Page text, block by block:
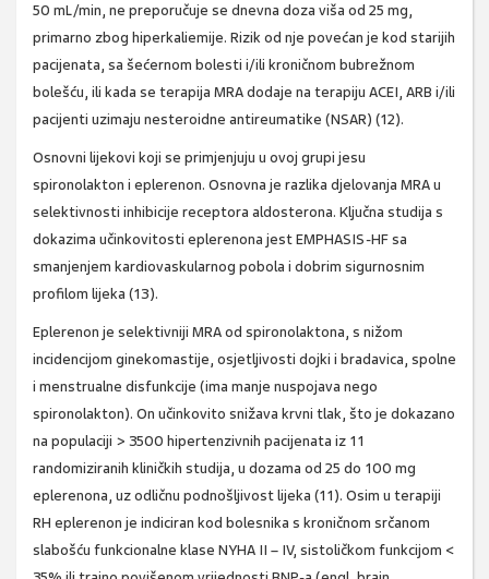
50 mL/min, ne preporučuje se dnevna doza viša od 25 mg,
primarno zbog hiperkaliemije. Rizik od nje povećan je kod starijih
pacijenata, sa šećernom bolesti i/ili kroničnom bubrežnom
bolešću, ili kada se terapija MRA dodaje na terapiju ACEI, ARB i/ili
pacijenti uzimaju nesteroidne antireumatike (NSAR) (12).
Osnovni lijekovi koji se primjenjuju u ovoj grupi jesu
spironolakton i eplerenon. Osnovna je razlika djelovanja MRA u
selektivnosti inhibicije receptora aldosterona. Ključna studija s
dokazima učinkovitosti eplerenona jest EMPHASIS-HF sa
smanjenjem kardiovaskularnog pobola i dobrim sigurnosnim
profilom lijeka (13).
Eplerenon je selektivniji MRA od spironolaktona, s nižom
incidencijom ginekomastije, osjetljivosti dojki i bradavica, spolne
i menstrualne disfunkcije (ima manje nuspojava nego
spironolakton). On učinkovito snižava krvni tlak, što je dokazano
na populaciji > 3500 hipertenzivnih pacijenata iz 11
randomiziranih kliničkih studija, u dozama od 25 do 100 mg
eplerenona, uz odličnu podnošljivost lijeka (11). Osim u terapiji
RH eplerenon je indiciran kod bolesnika s kroničnom srčanom
slabošću funkcionalne klase NYHA II – IV, sistoličkom funkcijom <